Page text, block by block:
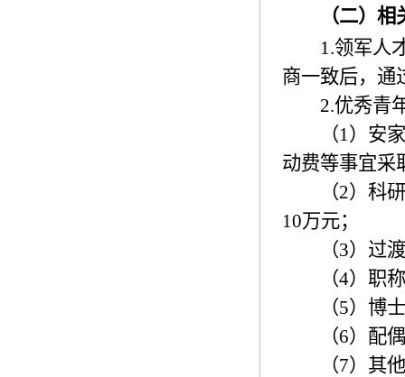
（二）
1.领军人
商一致后，通
2.优秀青
（1）安
动费等事宜采
（2）科
10万元；
（3）过
（4）职
（5）博
（6）配
（7）其